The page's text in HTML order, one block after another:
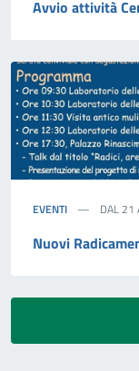
Avvio attività
EVENTI DAL 21
Nuovi